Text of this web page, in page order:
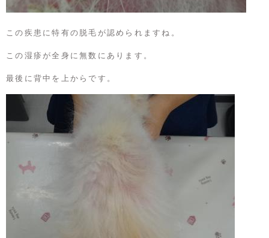
この疾患に特有の脱毛が認められますね。
この湿疹が全身に無数にあります。
最後に背中を上からです。